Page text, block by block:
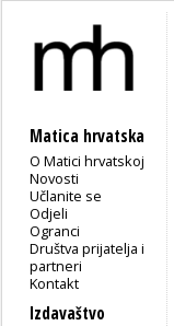
Matica hrvatska
O Matici hrvatskoj
Novosti
Učlanite se
Odjeli
Ogranci
Društva prijatelja i
partneri
Kontakt
Izdavaštvo